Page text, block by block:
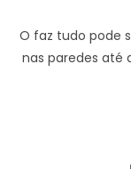
O faz tudo pode
nas paredes até